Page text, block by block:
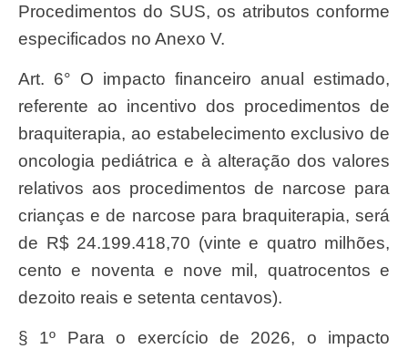
Procedimentos do SUS, os atributos conforme
especificados no Anexo V.
Art. 6° O impacto financeiro anual estimado,
referente ao incentivo dos procedimentos de
braquiterapia, ao estabelecimento exclusivo de
oncologia pediátrica e à alteração dos valores
relativos aos procedimentos de narcose para
crianças e de narcose para braquiterapia, será
de R$ 24.199.418,70 (vinte e quatro milhões,
cento e noventa e nove mil, quatrocentos e
dezoito reais e setenta centavos).
§ 1º Para o exercício de 2026, o impacto